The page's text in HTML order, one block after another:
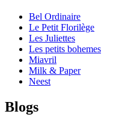
Bel Ordinaire
Le Petit Florilège
Les Juliettes
Les petits bohemes
Miavril
Milk & Paper
Neest
Blogs